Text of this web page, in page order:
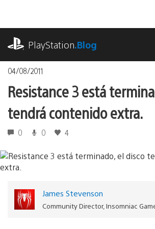
contenido
PlayStation.Blog
04/08/2011
Resistance 3 está
tendrá contenido extra.
0 0 4
James Stevenson
Community Director, Insomniac